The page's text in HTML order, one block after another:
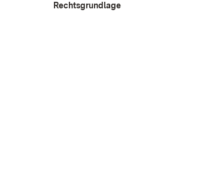
Rechtsgrundlage